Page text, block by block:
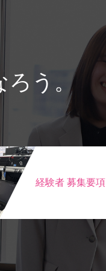
ろう。
経験者 募集要項